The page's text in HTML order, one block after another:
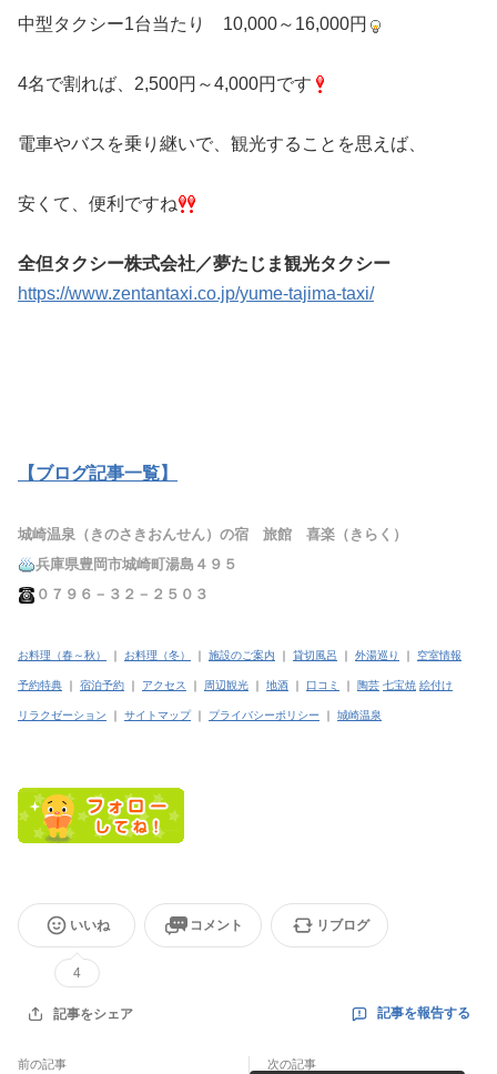
中型タクシー1台当たり 10,000～16,000円
4名で割れば、2,500円～4,000円です
電車やバスを乗り継いで、観光することを思えば、
安くて、便利ですね
全但タクシー株式会社／夢たじま観光タクシー
https://www.zentantaxi.co.jp/yume-tajima-taxi/
【ブログ記事一覧】
城崎温泉（きのさきおんせん）の宿 旅館 喜楽（きらく）
兵庫県豊岡市城崎町湯島４９５
０７９６－３２－２５０３
お料理（春～秋） ｜ お料理（冬） ｜ 施設のご案内 ｜ 貸切風呂 ｜ 外湯巡り ｜ 空室情報
予約特典 ｜ 宿泊予約 ｜ アクセス ｜ 周辺観光 ｜ 地酒 ｜ 口コミ ｜ 陶芸 七宝焼 絵付け
リラクゼーション ｜ サイトマップ｜ プライバシーポリシー ｜ 城崎温泉
いいね
4
コメント リブログ
記事をシェア 記事を報告する
前の記事 次の記事